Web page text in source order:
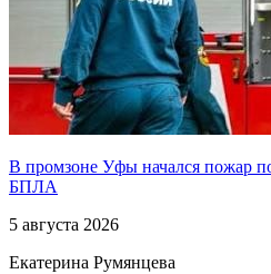
В промзоне Уфы начался пожар
БПЛА
5 августа 2026
Екатерина Румянцева